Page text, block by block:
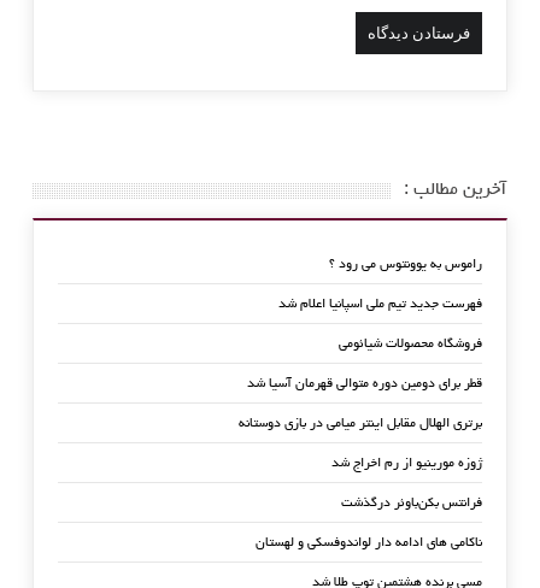
آخرین مطالب :
راموس به یوونتوس می رود ؟
فهرست جدید تیم ملی اسپانیا اعلام شد
فروشگاه محصولات شیائومی
قطر برای دومین دوره متوالی قهرمان آسیا شد
برتری الهلال مقابل اینتر میامی در بازی دوستانه
ژوزه مورینیو از رم اخراج شد
فرانتس بکن‌باوئر درگذشت
ناکامی های ادامه دار لواندوفسکی و لهستان
مسی برنده هشتمین توپ طلا شد